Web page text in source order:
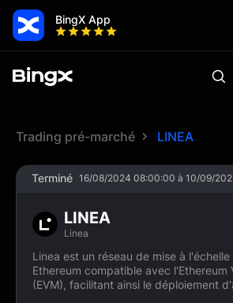
BingX App
Trading pré-marché LINEA
Terminé 16/08/2024 08:00:00 à 10/09/
LINEA
Linea
Linea est un réseau de mise à
Ethereum compatible avec l'Ethereum
(EVM), facilitant ainsi le déploiement